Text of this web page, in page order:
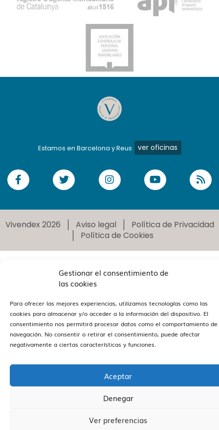
Gestionar el consentimiento de
las cookies
Para ofrecer las mejores experiencias, utilizamos tecnologías como las
cookies para almacenar y/o acceder a la información del dispositivo. El
consentimiento nos permitirá procesar datos como el comportamiento de
navegación. No consentir o retirar el consentimiento, puede afectar
negativamente a ciertas características y funciones.
Aceptar
Denegar
Ver preferencias
Estamos en Barcelona y Reus ver oficinas
Vivendex 2026 Aviso legal
Política de Privacidad
Política de Cookies